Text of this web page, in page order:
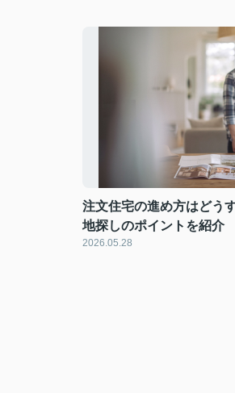
注文住宅の進め方はどう
地探しのポイントを紹介
2026.05.28